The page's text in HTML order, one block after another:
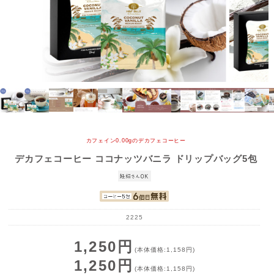
カフェイン0.00gのデカフェコーヒー
デカフェコーヒー ココナッツバニラ ドリップバッグ5包
2225
1,250円 (本体価格:1,158円)
1,250円 (本体価格:1,158円)